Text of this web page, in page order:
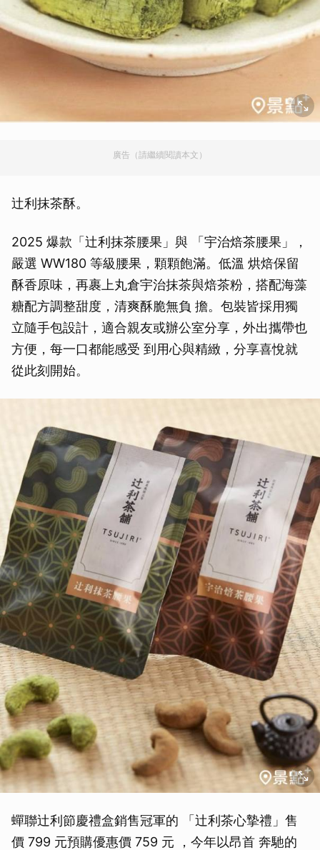
廣告（請繼續閱讀本文）
辻利抹茶酥。
2025 爆款「辻利抹茶腰果」與 「宇治焙茶腰果」，
嚴選 WW180 等級腰果，顆顆飽滿。低溫 烘焙保留
酥香原味，再裹上丸倉宇治抹茶與焙茶粉，搭配海藻
糖配方調整甜度，清爽酥脆無負 擔。包裝皆採用獨
立隨手包設計，適合親友或辦公室分享，外出攜帶也
方便，每一口都能感受 到用心與精緻，分享喜悅就
從此刻開始。
蟬聯辻利節慶禮盒銷售冠軍的 「辻利茶心摯禮」售
價 799 元預購優惠價 759 元 ，今年以昂首 奔馳的